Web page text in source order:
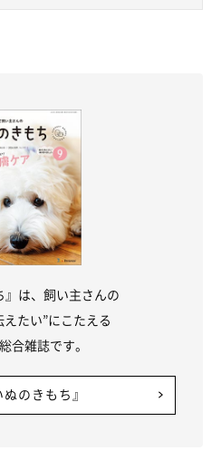
に動物病院に行っていますが、最
あり『会ったことがない初めての
分から進んで院内へと入っていま
』は、飼い主さんの
えたい”にこたえる
合雑誌です。
のきもち』